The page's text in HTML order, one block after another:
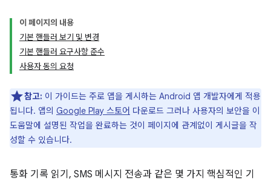
이 페이지의 내용
기본 핸들러 보기 및 변경
기본 핸들러 요구사항 준수
사용자 동의 요청
참고: 이 가이드는 주로 앱을 게시하는 Android 앱 개발자에게 적용
됩니다. 앱의 Google Play 스토어 다운로드 그러나 사용자의 보안을 이
도움말에 설명된 작업을 완료하는 것이 페이지에 관계없이 게시글을 작
성할 수 있습니다.
통화 기록 읽기, SMS 메시지 전송과 같은 몇 가지 핵심적인 기